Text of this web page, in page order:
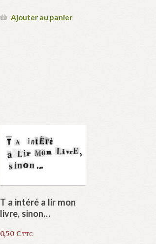
Ajouter au panier
T a intéré a lir mon
livre, sinon…
0,50€ TTC